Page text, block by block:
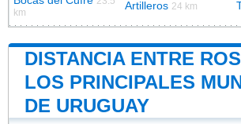
km
Artilleros 24 km
DISTANCIA ENTRE
LOS PRINCIPALES
DE URUGUAY